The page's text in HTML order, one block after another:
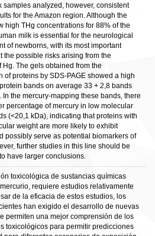
samples analyzed, however, consistent
for the Amazon region. Although the
high THg concentrations for 88% of the
milk is essential for the neurological
of newborns, with its most important
the possible risks arising from the
Hg. The gels obtained from the
of proteins by SDS-PAGE showed a high
bands on average 33 + 2,8 bands
In the mercury-mapping these bands, there
percentage of mercury in low molecular
(<20,1 kDa), indicating that proteins with
weight are more likely to exhibit
possibly serve as potential biomarkers of
further studies in this line should be
have larger conclusions.
toxicológica de sustancias químicas
requiere estudios relativamente
de la eficacia de estos estudios, los
han exigido el desarrollo de nuevas
permiten una mejor comprensión de los
toxicológicos para permitir predicciones